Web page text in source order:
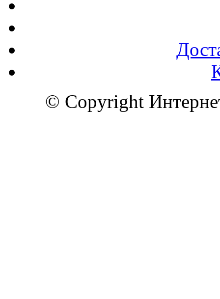
© Copyright